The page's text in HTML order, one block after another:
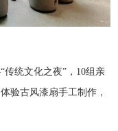
统文化之夜”，10组亲
验古风漆扇手工制作，